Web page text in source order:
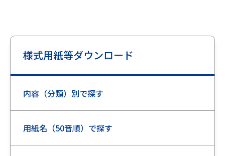
様式用紙等ダウンロード
内容（分類）別で探す
用紙名（50音順）で探す